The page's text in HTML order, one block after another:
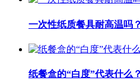
一次性纸质餐具耐高温吗
纸餐盒的“白度”代表什么